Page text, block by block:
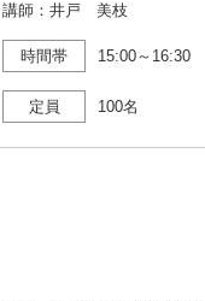
講師：井戸 美枝
時間帯 15:00～16:30
定員 100名